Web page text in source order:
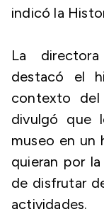
indicó la
La
destacó el
contexto del
divulgó que
museo en un
quieran por
de disfrutar
actividades.